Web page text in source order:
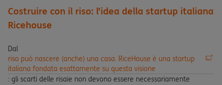
Costruire con il riso: l’idea della startup italiana
Ricehouse
Dal
riso può nascere (anche) una casa. RiceHouse è una startup
italiana fondata esattamente su questa visione
: gli scarti delle risaie non devono essere necessariamente